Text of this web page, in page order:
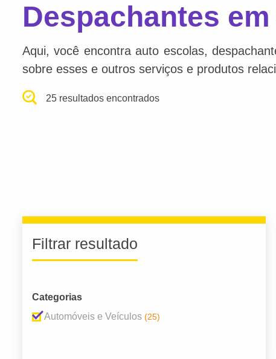
Despachantes
Aqui, você encontra auto escolas,
sobre esses e outros serviços e produtos
25 resultados encontrados
Filtrar resultado
Categorias
Automóveis e Veículos (25)